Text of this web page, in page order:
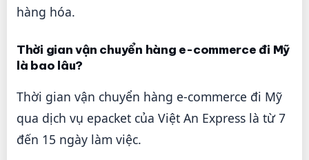
hàng hóa.
Thời gian vận chuyển hàng e-commerce đi Mỹ
là bao lâu?
Thời gian vận chuyển hàng e-commerce đi Mỹ
qua dịch vụ epacket của Việt An Express là từ 7
đến 15 ngày làm việc.